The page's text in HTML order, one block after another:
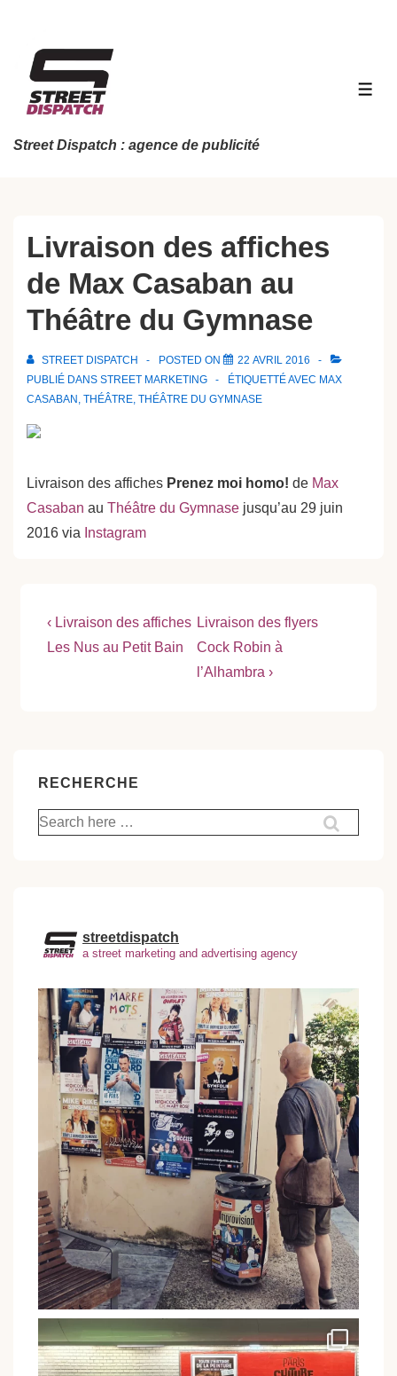
contenu
principal
Street Dispatch : agence de publicité
Livraison des affiches
de Max Casaban au
Théâtre du Gymnase
STREET DISPATCH POSTED ON
22 AVRIL 2016
PUBLIÉ DANS STREET MARKETING ÉTIQUETTÉ AVEC MAX
CASABAN , THÉÂTRE, THÉÂTRE DU GYMNASE
Livraison des affiches Prenez moi homo! de Max
Casaban au Théâtre du Gymnase jusqu’au 29 juin
2016 via Instagram
Navigation
de
Previous
Post
‹ Livraison des affiches
Les Nus au Petit Bain
Next
Post
is
Livraison des flyers
Cock Robin à
l’Alhambra ›
RECHERCHE
Recherche
pour:
streetdispatch
a street marketing and advertising agency